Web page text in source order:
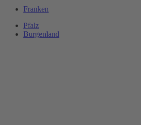
Franken
Pfalz
Burgenland